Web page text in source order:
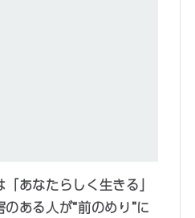
あなたらしく生きる」
ある人が“前のめり”に